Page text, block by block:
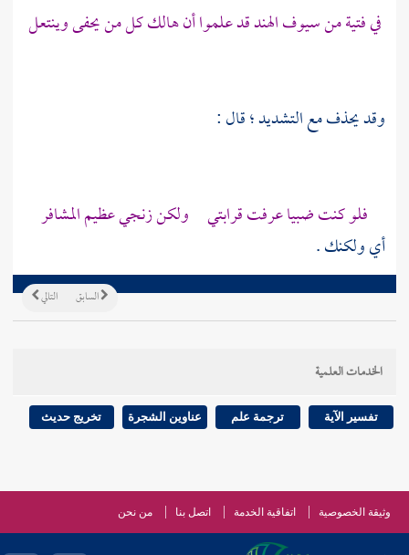
في فتية من سيوفالهندقد علموا أن هالك كل من يحفى وينتعل
وقد يحذف مع التشديد ؛ قال :
فلو كنت ضبيا عرفت قرابتي ولكن زنجي عظيم المشافر
أي ولكنك .
التالي السابق
الخدمات العلمية
تفسير الآية ترجمة علم عناوين الشجرة تخريج حديث
وثيقة الخصوصية اتفاقية الخدمة اتصل بنا من نحن